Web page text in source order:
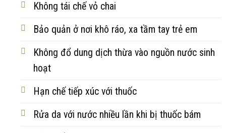
Không tái chế vỏ chai
Bảo quản ở nơi khô ráo, xa tầm tay trẻ em
Không đổ dung dịch thừa vào nguồn nước sinh
hoạt
Hạn chế tiếp xúc với thuốc
Rửa da với nước nhiều lần khi bị thuốc bám